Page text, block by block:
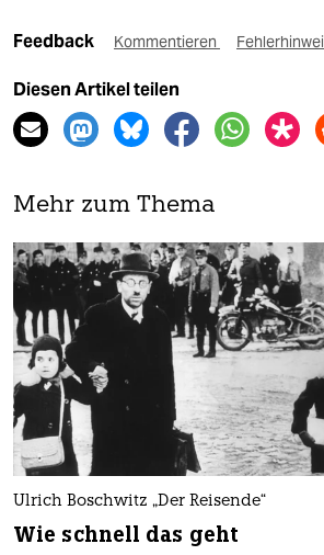
Feedback Kommentieren
Diesen Artikel teilen
Mehr zum Thema
Ulrich Boschwitz „Der Reisende“
Wie schnell das geht